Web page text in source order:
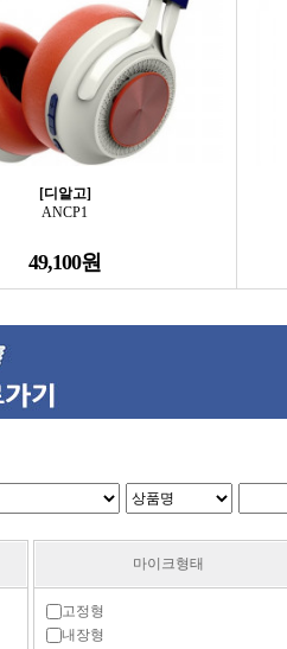
[디알고]
ANCP1
49,100원
마이크형태
고정형
내장형